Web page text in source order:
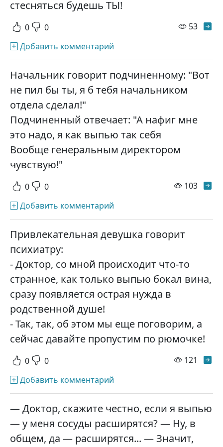
стесняться будешь ТЫ!
0 0 53
Добавить комментарий
Начальник говорит подчиненному: "Вот
не пил бы ты, я б тебя начальником
отдела сделал!"
Подчиненный отвечает: "А нафиг мне
это надо, я как выпью так себя
Вообще генеральным директором
чувствую!"
0 0 103
Добавить комментарий
Привлекательная девушка говорит
психиатру:
- Доктор, со мной происходит что-то
странное, как только выпью бокал вина,
сразу появляется острая нужда в
родственной душе!
- Так, так, об этом мы еще поговорим, а
сейчас давайте пропустим по рюмочке!
0 0 121
Добавить комментарий
— Доктор, скажите честно, если я выпью
— у меня сосуды расширятся? — Ну, в
общем, да — расширятся... — Значит,